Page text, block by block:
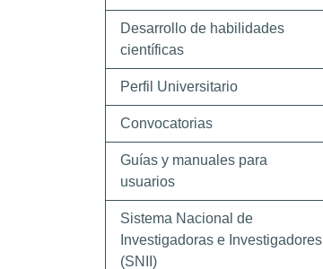
Desarrollo de habilidades
científicas
Perfil Universitario
Convocatorias
Guías y manuales para
usuarios
Sistema Nacional de
Investigadoras e Investigadores
(SNII)